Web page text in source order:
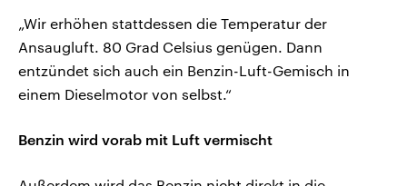
„Wir erhöhen stattdessen die Temperatur der
Ansaugluft. 80 Grad Celsius genügen. Dann
entzündet sich auch ein Benzin-Luft-Gemisch in
einem Dieselmotor von selbst.“
Benzin wird vorab mit Luft vermischt